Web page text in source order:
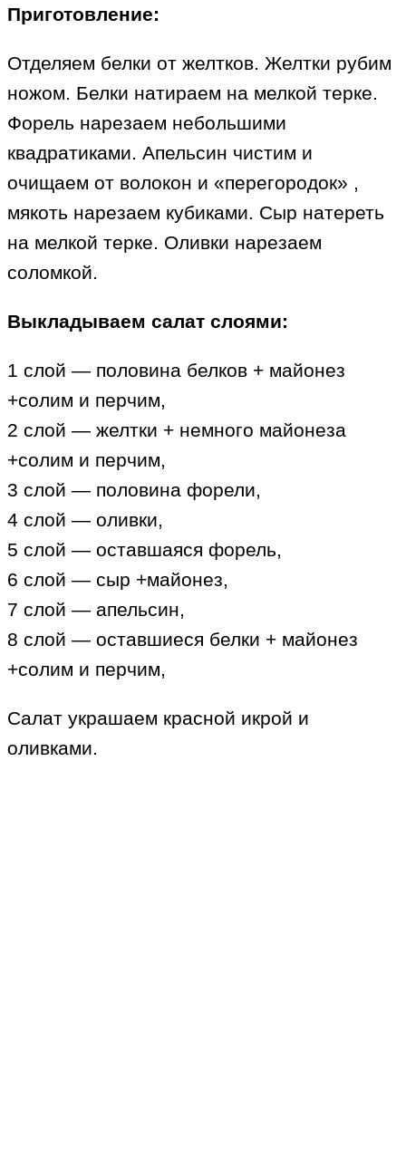
Приготовление:
Отделяем белки от желтков. Желтки рубим
ножом. Белки натираем на мелкой терке.
Форель нарезаем небольшими
квадратиками. Апельсин чистим и
очищаем от волокон и «перегородок» ,
мякоть нарезаем кубиками. Сыр натереть
на мелкой терке. Оливки нарезаем
соломкой.
Выкладываем салат слоями:
1 слой — половина белков + майонез
+солим и перчим,
2 слой — желтки + немного майонеза
+солим и перчим,
3 слой — половина форели,
4 слой — оливки,
5 слой — оставшаяся форель,
6 слой — сыр +майонез,
7 слой — апельсин,
8 слой — оставшиеся белки + майонез
+солим и перчим,
Салат украшаем красной икрой и
оливками.